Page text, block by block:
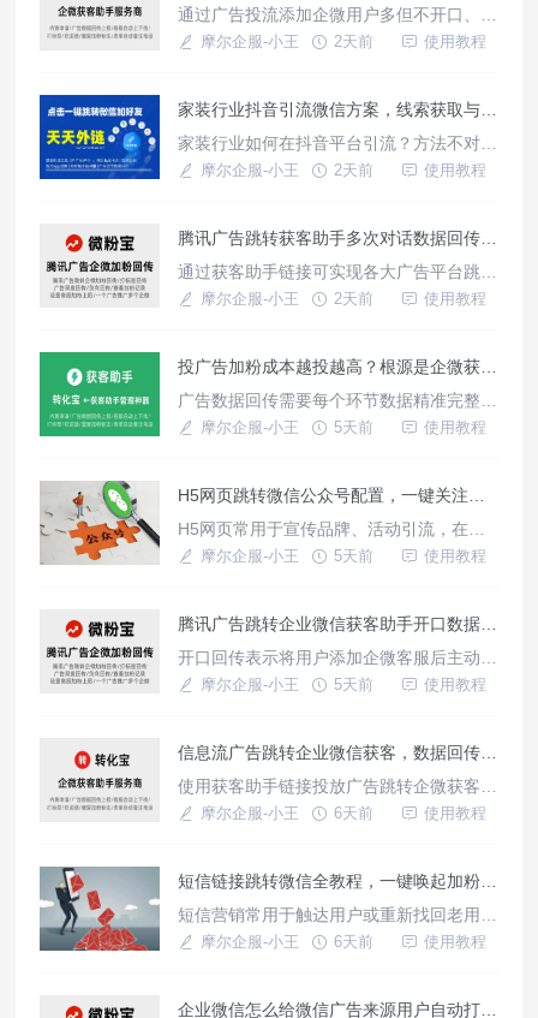
通过广告投流添加企微用户多但不开口、没
几天就流失，这种现象往往是广告模型不够
助手广告数据回传功能，可优化广告模型，
适用多个广告平台，多种回传方式，数据链
路闭环完整，一个平台解决获客及广告数据
回传模型优化问题。如何配置广告回
摩尔企服-小王 2天前 使用教程
家装行业如何在抖音平台引流？方法不对频
频被限流，广告投放转化低消耗高，使用天
广告投放，生成短链、私信卡片使用，支持
活码分流构建私域用户提升获客转化率。如
何生成这种跳转链接？一、注册账号访问天
天外链官网（网站入口：htt
摩尔企服-小王 2天前 使用教程
通过获客助手链接可实现各大广告平台跳转
企微加粉，官方仅支持首次开口数据自动回
上报，支持客服手动打标签回传，区分有效
用户转化行为上报至广告平台，这种方式回
传数据更精准，优化广告投放效果好，引流
用户质量更高。如何配置获客助手
摩尔企服-小王 2天前 使用教程
广告数据回传需要每个环节数据精准完整获
取，才能使广告平台模型优化依据数据完
了搭建获客助手链路，还能搭建广告落地
页，配置广告回传，全链路深层次转化数据
统一回传上报，提升广告推流精准度，降低
广告投放成本。如何使用转化宝获客助手创
摩尔企服-小王 5天前 使用教程
H5网页常用于宣传品牌、活动引流，在微
信外网页无法直接关注公众号，借助天天外
面，可直接长按识别二维码进入账号主页，
点击关注按钮直接关注账号。外链一键关注
有什么优势？提升转化效果：公众号是构建
私域场所常用平台，一键关注无需
摩尔企服-小王 5天前 使用教程
开口回传表示将用户添加企微客服后主动发
起对话的行为归因回传至广告平台，优化广
上报等，无需复杂的技术开发能力，借助工
具获客助手回传组件功能即可搭建。
摩尔企服-小王 5天前 使用教程
使用获客助手链接投放广告跳转企微获客，
是企微引流常用方式，直接跳转账号名片页
越差，通过转化宝获客助手搭建广告回传链
路可避免踩坑，兼容平台广，适用于各个视
频、资讯、浏览器、知识分享软件等市面上
常见平台。信息流广告跳转企微数据
摩尔企服-小王 6天前 使用教程
短信营销常用于触达用户或重新找回老用
户，内容中留下联系方式操作繁琐、转化效
平台拦截或失效，还能跳转企微、微信群、
摩尔企服-小王 6天前 使用教程